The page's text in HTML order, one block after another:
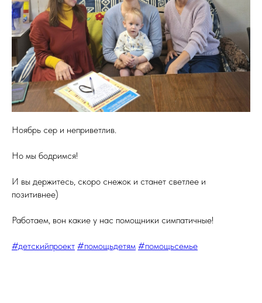
Ноябрь сер и неприветлив.
Но мы бодримся!
И вы держитесь, скоро снежок и станет светлее и
позитивнее)
Работаем, вон какие у нас помощники симпатичные!
#детскийпроект #помощьдетям #помощьсемье